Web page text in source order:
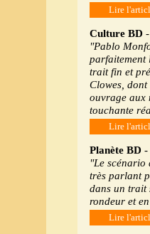
Lire
Culture BD
"Pablo
parfaitement
trait fin et
Clowes, dont
ouvrage aux
touchante
Lire
Planète BD -
"Le scénario
très parlant
dans un trait
rondeur et
Lire